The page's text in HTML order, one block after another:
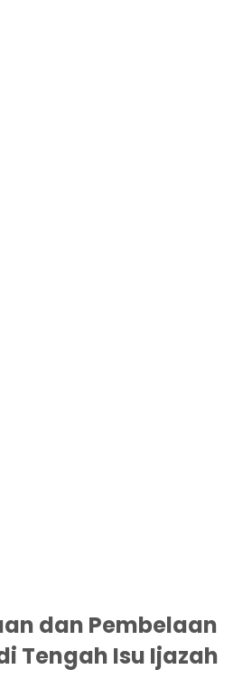
dan Pembelaan
Tengah Isu Ijazah